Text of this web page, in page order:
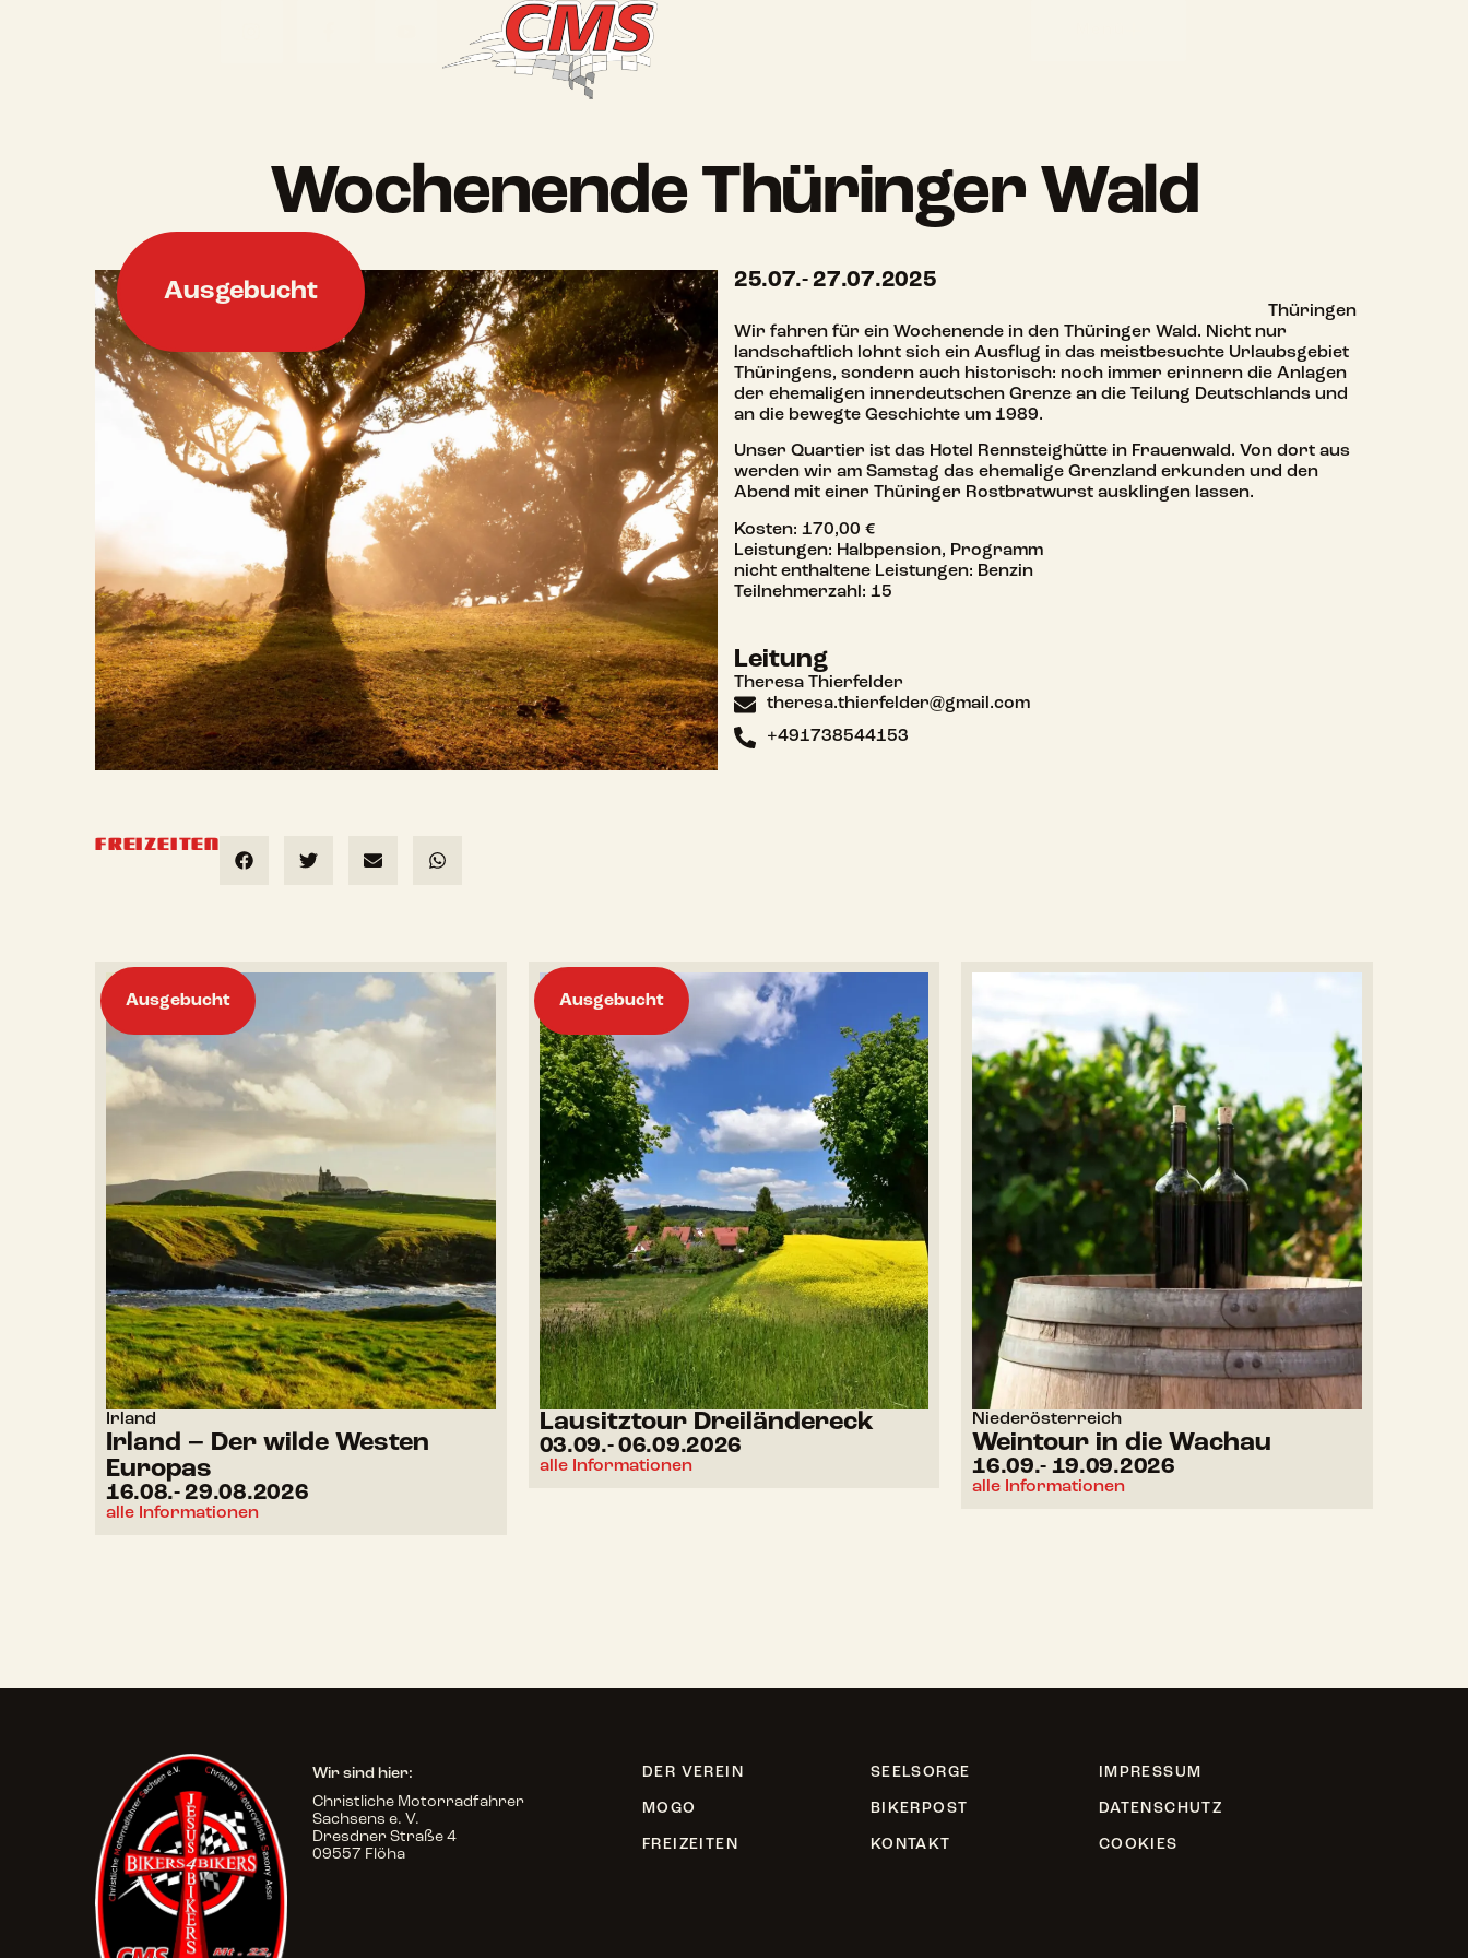
Wochenende Thüringer Wald
Ausgebucht 25.07.- 27.07.2025
Thüringen
Wir fahren für ein Wochenende in den Thüringer Wald. Nicht nur
landschaftlich lohnt sich ein Ausflug in das meistbesuchte Urlaubsgebiet
Thüringens, sondern auch historisch: noch immer erinnern die Anlagen
der ehemaligen innerdeutschen Grenze an die Teilung Deutschlands und
an die bewegte Geschichte um 1989.
Unser Quartier ist das Hotel Rennsteighütte in Frauenwald. Von dort aus
werden wir am Samstag das ehemalige Grenzland erkunden und den
Abend mit einer Thüringer Rostbratwurst ausklingen lassen.
Kosten: 170,00 €
Leistungen: Halbpension, Programm
nicht enthaltene Leistungen: Benzin
Teilnehmerzahl: 15
Leitung
Theresa Thierfelder
theresa.thierfelder@gmail.com
+491738544153
FREIZEITEN
Ausgebucht
Irland
Irland – Der wilde Westen
Europas
16.08.- 29.08.2026
alle Informationen
Ausgebucht
Lausitztour Dreiländereck
03.09.- 06.09.2026
alle Informationen
Niederösterreich
Weintour in die Wachau
16.09.- 19.09.2026
alle Informationen
Wir sind hier:
Christliche Motorradfahrer
Sachsens e. V.
Dresdner Straße 4
09557 Flöha
DER VEREIN
MOGO
FREIZEITEN
SEELSORGE
BIKERPOST
KONTAKT
IMPRESSUM
DATENSCHUTZ
COOKIES